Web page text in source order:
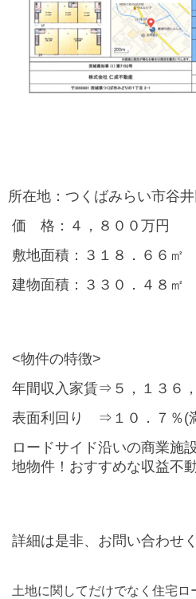
所在地：つくばみらい市谷
価 格：４，８００万円
敷地面積：３１８．６６㎡
建物面積：３３０．４８㎡
<物件の特徴>
年間収入家賃⇒５，１３６
表面利回り ⇒１０．７％(
ロードサイド沿いの商業施
地物件！おすすめな収益不
詳細は是非、お問い合わせ
土地に関してだけでなく住宅